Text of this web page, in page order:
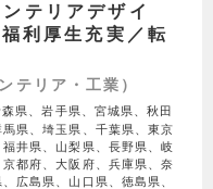
テリアデザイ
利厚生充実／転
テリア・工業）
県、岩手県、宮城県、秋田
県、埼玉県、千葉県、東京
井県、山梨県、長野県、岐
都府、大阪府、兵庫県、奈
広島県、山口県、徳島県、